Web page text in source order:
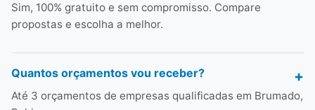
Sim, 100% gratuito e sem compromisso. Compare
propostas e escolha a melhor.
Quantos orçamentos vou receber?
Até 3 orçamentos de empresas qualificadas em Brumado,